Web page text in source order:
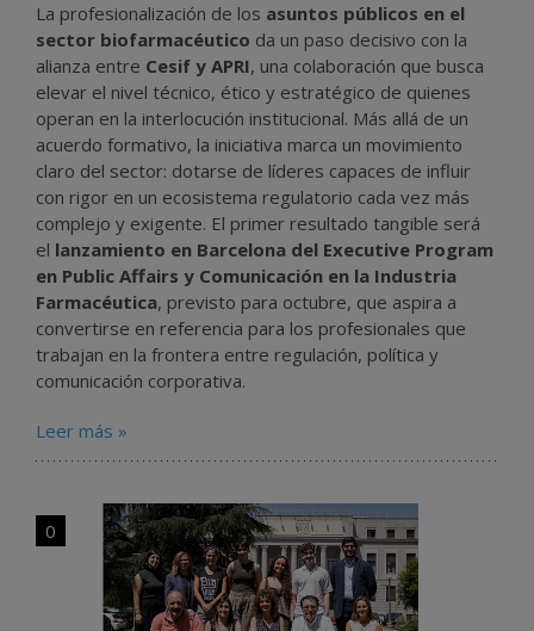
La profesionalización de los asuntos públicos en el
sector biofarmacéutico da un paso decisivo con la
alianza entre Cesif y APRI, una colaboración que busca
elevar el nivel técnico, ético y estratégico de quienes
operan en la interlocución institucional. Más allá de un
acuerdo formativo, la iniciativa marca un movimiento
claro del sector: dotarse de líderes capaces de influir
con rigor en un ecosistema regulatorio cada vez más
complejo y exigente. El primer resultado tangible será
el lanzamiento en Barcelona del Executive Program
en Public Affairs y Comunicación en la Industria
Farmacéutica, previsto para octubre, que aspira a
convertirse en referencia para los profesionales que
trabajan en la frontera entre regulación, política y
comunicación corporativa.
Leer más »
0